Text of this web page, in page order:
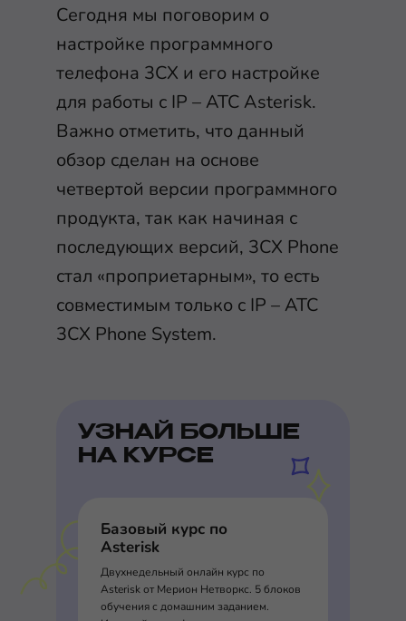
Сегодня мы поговорим о
настройке программного
телефона 3CX и его настройке
для работы с IP – АТС Asterisk.
Важно отметить, что данный
обзор сделан на основе
четвертой версии программного
продукта, так как начиная с
последующих версий, 3CX Phone
стал «проприетарным», то есть
совместимым только с IP – АТС
3CX Phone System.
УЗНАЙ БОЛЬШЕ
НА КУРСЕ
Базовый курс по
Asterisk
Двухнедельный онлайн курс по
Asterisk от Мерион Нетворкс. 5 блоков
обучения с домашним заданием.